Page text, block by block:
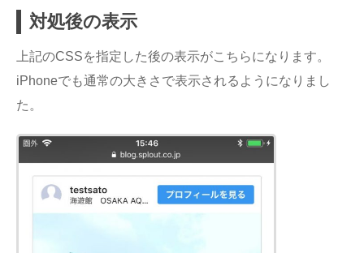
対処後の表示
上記のCSSを指定した後の表示がこちらになります。
iPhoneでも通常の大きさで表示されるようになりまし
た。